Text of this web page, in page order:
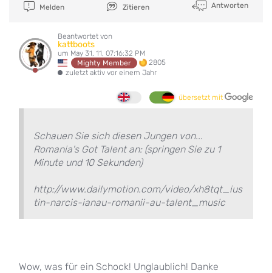
Melden Zitieren Antworten
Beantwortet von
kattboots
um May 31, 11, 07:16:32 PM
Mighty Member
2805
zuletzt aktiv vor einem Jahr
übersetzt mit
Schauen Sie sich diesen Jungen von...
Romania's Got Talent an: (springen Sie zu 1
Minute und 10 Sekunden)
http://www.dailymotion.com/video/xh8tqt_ius
tin-narcis-ianau-romanii-au-talent_music
Wow, was für ein Schock! Unglaublich! Danke